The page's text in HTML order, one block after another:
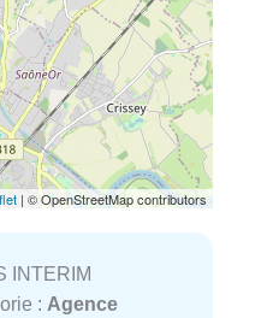
| © OpenStreetMap contributors
INTERIM
: Agence